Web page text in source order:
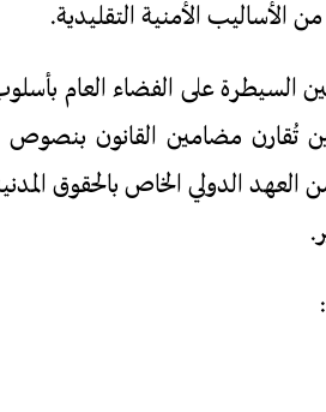
الأساليب الأمنية التقليدية.
على الفضاء العام
مضامين القانون بنصوص
الحقوقية الدولية، خصوصًا المادة 19 من العهد الدولي